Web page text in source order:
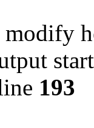
modify
193